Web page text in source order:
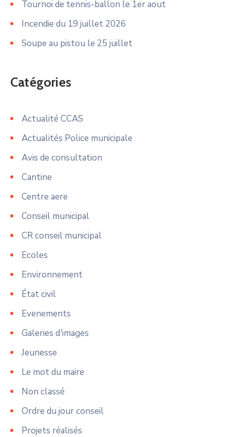
Tournoi de tennis-ballon le 1er aout
Incendie du 19 juillet 2026
Soupe au pistou le 25 juillet
Catégories
Actualité CCAS
Actualités Police municipale
Avis de consultation
Cantine
Centre aere
Conseil municipal
CR conseil municipal
Ecoles
Environnement
État civil
Evenements
Galeries d'images
Jeunesse
Le mot du maire
Non classé
Ordre du jour conseil
Projets réalisés